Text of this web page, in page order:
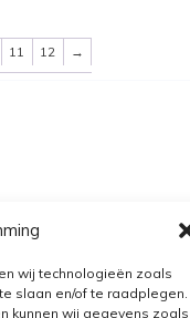
wij technologieën zoals
slaan en/of te raadplegen.
kunnen wij gegevens zoals
11 12 →